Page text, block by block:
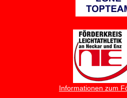
Informationen zum